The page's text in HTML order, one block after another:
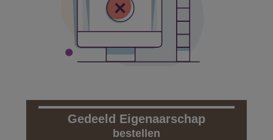
Gedeeld Eigenaarschap
bestellen